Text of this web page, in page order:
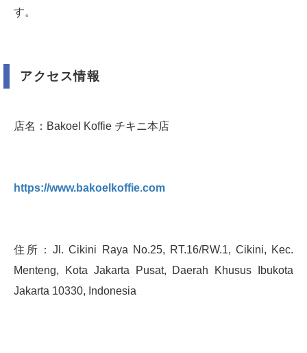
す。
アクセス情報
店名：Bakoel Koffie チキニ本店
https://www.bakoelkoffie.com
住所：Jl. Cikini Raya No.25, RT.16/RW.1, Cikini, Kec.
Menteng, Kota Jakarta Pusat, Daerah Khusus Ibukota
Jakarta 10330, Indonesia